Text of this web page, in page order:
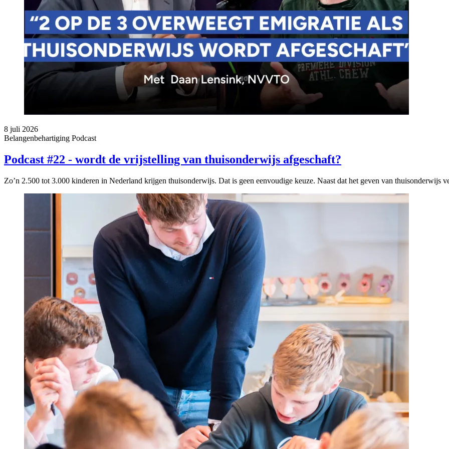
8 juli 2026
Belangenbehartiging Podcast
Podcast #22 - wordt de vrijstelling van thuisonderwijs afgeschaft?
Zo’n 2.500 tot 3.000 kinderen in Nederland krijgen thuisonderwijs. Dat is geen eenvoudige keuze. Naast dat het geven van thuisonderwijs